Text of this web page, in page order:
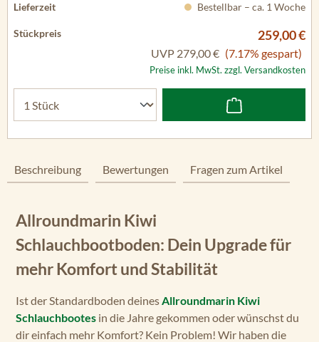
Bestellbar – ca. 1 Woche
259,00 €
UVP 279,00 € (7.17% gespart)
Preise inkl. MwSt. zzgl. Versandkosten
Beschreibung Bewertungen Fragen zum Artikel
Allroundmarin Kiwi
Schlauchbootboden: Dein Upgrade für
mehr Komfort und Stabilität
Ist der Standardboden deinesAllroundmarin Kiwi
Schlauchbootes in die Jahre gekommen oder wünschst du
dir einfach mehr Komfort? Kein Problem! Wir haben die